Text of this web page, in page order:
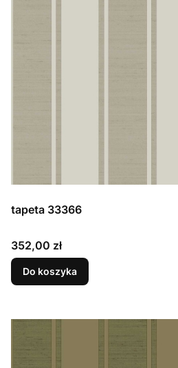
tapeta 33366
Cena
352,00 zł
Do koszyka